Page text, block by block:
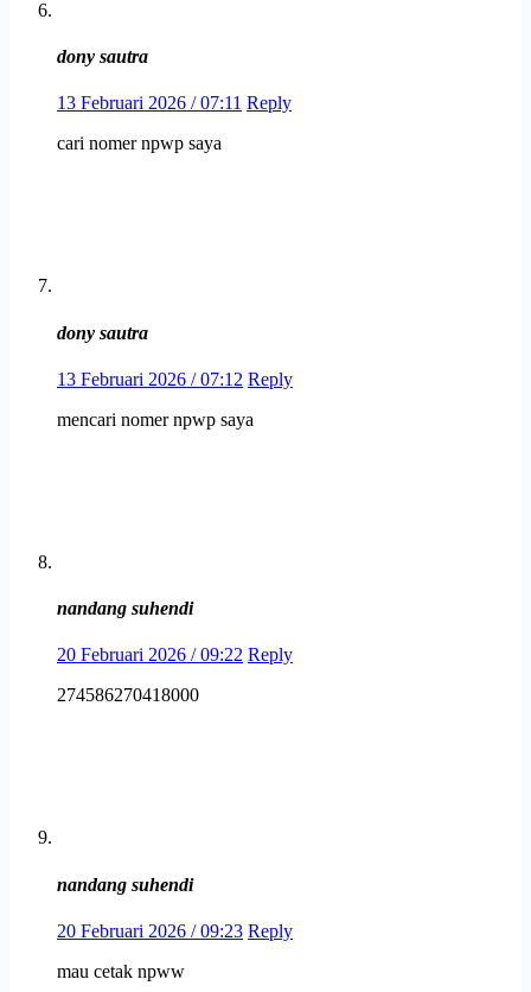
dony sautra
13 Februari 2026 / 07:11 Reply
cari nomer npwp saya
dony sautra
13 Februari 2026 / 07:12 Reply
mencari nomer npwp saya
nandang suhendi
20 Februari 2026 / 09:22 Reply
274586270418000
nandang suhendi
20 Februari 2026 / 09:23 Reply
mau cetak npww